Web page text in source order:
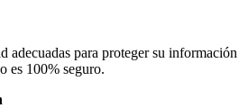
adecuadas para proteger su
es 100% seguro.